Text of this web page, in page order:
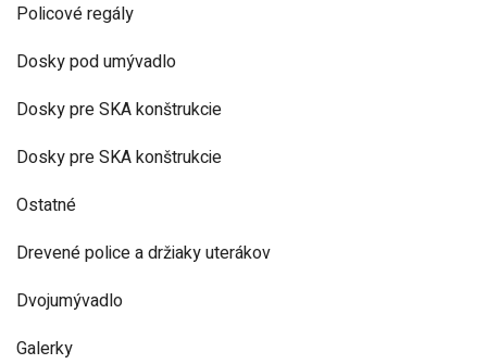
Policové regály
Dosky pod umývadlo
Dosky pre SKA konštrukcie
Dosky pre SKA konštrukcie
Ostatné
Drevené police a držiaky uterákov
Dvojumývadlo
Galerky